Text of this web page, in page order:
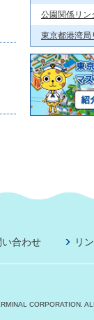
公園関係リン
東京都港湾局
い合わせ リ
CORPORATION.